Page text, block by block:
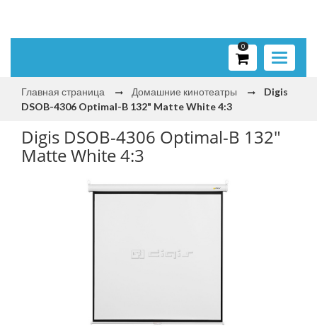
Toggle
0
Главная страница Домашние кинотеатры
Digis
DSOB-4306 Optimal-B 132" Matte White 4:3
Digis DSOB-4306 Optimal-B 132"
Matte White 4:3